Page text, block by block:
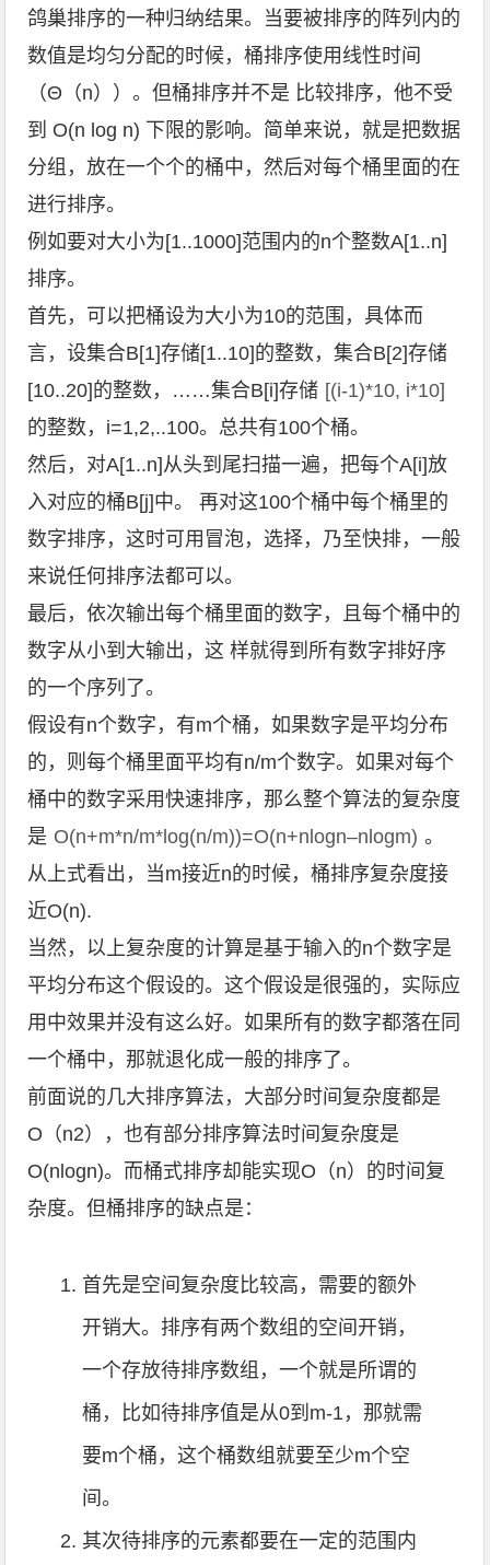
鸽巢排序的一种归纳结果。当要被排序的阵列内的
数值是均匀分配的时候，桶排序使用线性时间
（Θ（n））。但桶排序并不是 比较排序，他不受
到 O(n log n) 下限的影响。简单来说，就是把数据
分组，放在一个个的桶中，然后对每个桶里面的在
进行排序。
例如要对大小为[1..1000]范围内的n个整数A[1..n]
排序。
首先，可以把桶设为大小为10的范围，具体而
言，设集合B[1]存储[1..10]的整数，集合B[2]存储
[10..20]的整数，……集合B[i]存储 [(i-1)*10, i*10]
的整数，i=1,2,..100。总共有100个桶。
然后，对A[1..n]从头到尾扫描一遍，把每个A[i]放
入对应的桶B[j]中。 再对这100个桶中每个桶里的
数字排序，这时可用冒泡，选择，乃至快排，一般
来说任何排序法都可以。
最后，依次输出每个桶里面的数字，且每个桶中的
数字从小到大输出，这 样就得到所有数字排好序
的一个序列了。
假设有n个数字，有m个桶，如果数字是平均分布
的，则每个桶里面平均有n/m个数字。如果对每个
桶中的数字采用快速排序，那么整个算法的复杂度
是 O(n+m*n/m*log(n/m))=O(n+nlogn–nlogm) 。
从上式看出，当m接近n的时候，桶排序复杂度接
近O(n).
当然，以上复杂度的计算是基于输入的n个数字是
平均分布这个假设的。这个假设是很强的，实际应
用中效果并没有这么好。如果所有的数字都落在同
一个桶中，那就退化成一般的排序了。
前面说的几大排序算法，大部分时间复杂度都是
O（n2），也有部分排序算法时间复杂度是
O(nlogn)。而桶式排序却能实现O（n）的时间复
杂度。但桶排序的缺点是：
首先是空间复杂度比较高，需要的额外
开销大。排序有两个数组的空间开销，
一个存放待排序数组，一个就是所谓的
桶，比如待排序值是从0到m-1，那就需
要m个桶，这个桶数组就要至少m个空
间。
其次待排序的元素都要在一定的范围内